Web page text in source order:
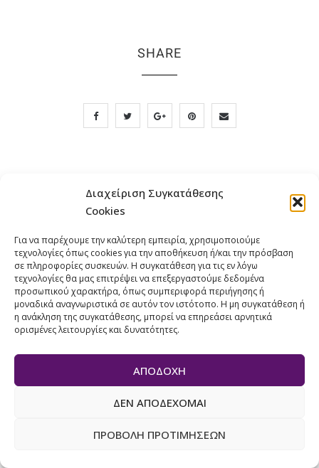
Διαχείριση Συγκατάθεσης
Cookies
Για να παρέχουμε την καλύτερη εμπειρία, χρησιμοποιούμε
τεχνολογίες όπως cookies για την αποθήκευση ή/και την πρόσβαση
σε πληροφορίες συσκευών. Η συγκατάθεση για τις εν λόγω
τεχνολογίες θα μας επιτρέψει να επεξεργαστούμε δεδομένα
προσωπικού χαρακτήρα, όπως συμπεριφορά περιήγησης ή
μοναδικά αναγνωριστικά σε αυτόν τον ιστότοπο. Η μη συγκατάθεση ή
η ανάκληση της συγκατάθεσης, μπορεί να επηρεάσει αρνητικά
ορισμένες λειτουργίες και δυνατότητες.
ΑΠΟΔΟΧΉ
ΔΕΝ ΑΠΟΔΈΧΟΜΑΙ
ΠΡΟΒΟΛΉ ΠΡΟΤΙΜΉΣΕΩΝ
SHARE
ΕΠΟΜ.ΑΡΘΡΟ
RELATED POSTS